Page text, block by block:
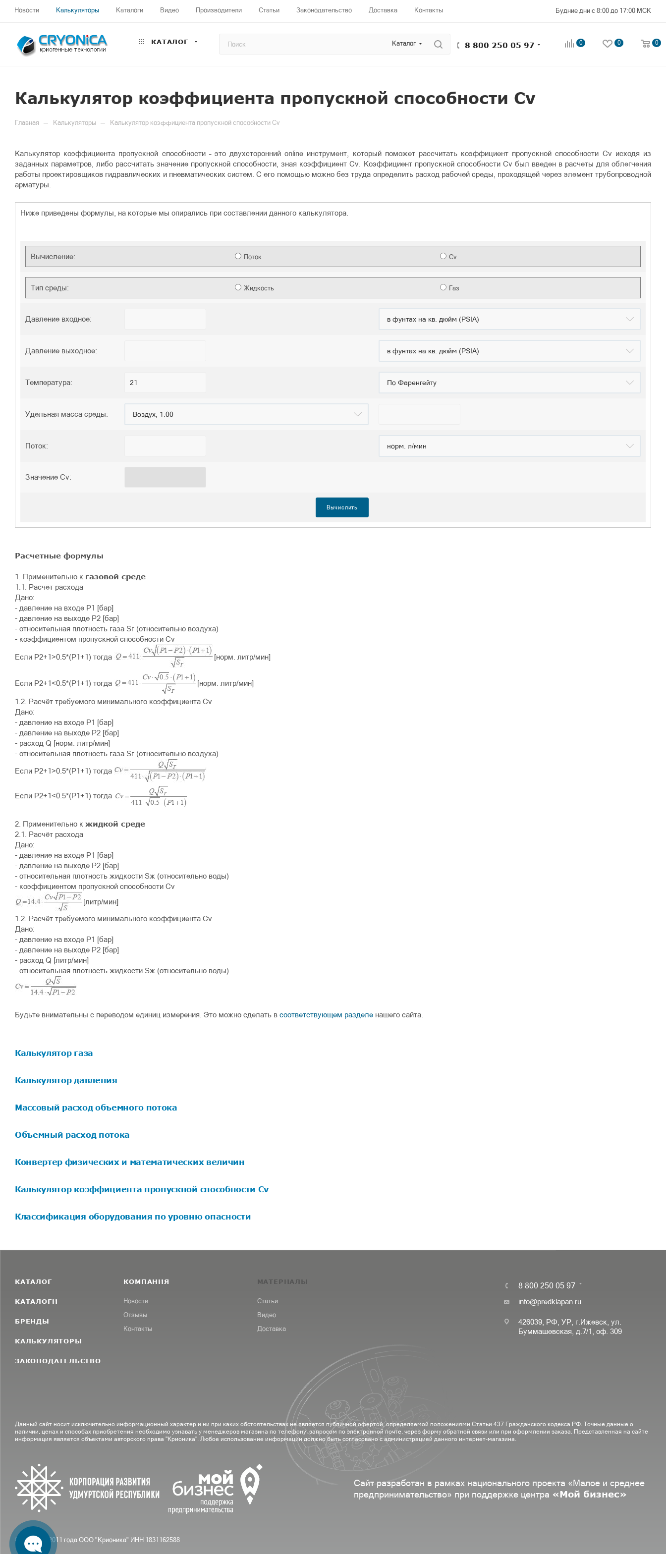
Новости Калькуляторы Каталоги Видео Производители Статьи Законодательство Доставка Контакты Будние дни с 8:00 до 17:00 МСК
КАТАЛОГ Каталог 8 800 250 05 97 0 0 0
Калькулятор коэффициента пропускной способности Cv
Главная — Калькуляторы — Калькулятор коэффициента пропускной способности Cv
Калькулятор коэффициента пропускной способности – это двухсторонний online инструмент, который поможет рассчитать коэффициент пропускной способности Cv исходя из
заданных параметров, либо рассчитать значение пропускной способности, зная коэффициент Cv. Коэффициент пропускной способности Cv был введен в расчеты для облегчения
работы проектировщиков гидравлических и пневматических систем. С его помощью можно без труда определить расход рабочей среды, проходящей через элемент трубопроводной
арматуры.
Ниже приведены формулы, на которые мы опирались при составлении данного калькулятора.
Вычисление: Поток Cv
Тип среды: Жидкость Газ
Давление входное:
Давление выходное:
Температура:
Удельная масса среды:
Поток:
Значение Cv:
Расчетные формулы
1. Применительно к газовой среде
1.1. Расчёт расхода
Дано:
- давление на входе P1 [бар]
- давление на выходе P2 [бар]
- относительная плотность газа Sг (относительно воздуха)
- коэффициентом пропускной способности Cv
Если P2+1>0.5*(P1+1) тогда [норм. литр/мин]
Если P2+1<0.5*(P1+1) тогда [норм. литр/мин]
1.2. Расчёт требуемого минимального коэффициента Cv
Дано:
- давление на входе P1 [бар]
- давление на выходе P2 [бар]
- расход Q [норм. литр/мин]
- относительная плотность газа Sг (относительно воздуха)
Если P2+1>0.5*(P1+1) тогда
Если P2+1<0.5*(P1+1) тогда
2. Применительно к жидкой среде
2.1. Расчёт расхода
Дано:
- давление на входе P1 [бар]
- давление на выходе P2 [бар]
- относительная плотность жидкости Sж (относительно воды)
- коэффициентом пропускной способности Cv
[литр/мин]
1.2. Расчёт требуемого минимального коэффициента Cv
Дано:
- давление на входе P1 [бар]
- давление на выходе P2 [бар]
- расход Q [литр/мин]
- относительная плотность жидкости Sж (относительно воды)
Будьте внимательны с переводом единиц измерения. Это можно сделать в соответствующем разделе нашего сайта.
Калькулятор газа
Калькулятор давления
Массовый расход объемного потока
Объемный расход потока
Конвертер физических и математических величин
Калькулятор коэффициента пропускной способности Cv
Классификация оборудования по уровню опасности
КАТАЛОГ
КАТАЛОГИ
БРЕНДЫ
КАЛЬКУЛЯТОРЫ
ЗАКОНОДАТЕЛЬСТВО
КОМПАНИЯ
Новости
Отзывы
Контакты
МАТЕРИАЛЫ
Статьи
Видео
Доставка
8 800 250 05 97
info@predklapan.ru
426039, РФ, УР, г.Ижевск, ул.
Буммашевская, д.7/1, оф. 309
Данный сайт носит исключительно информационный характер и ни при каких обстоятельствах не является публичной офертой, определяемой положениями Статьи 437 Гражданского кодекса РФ. Точные данные о
наличии, ценах и способах приобретения необходимо узнавать у менеджеров магазина по телефону, запросом по электронной почте, через форму обратной связи или при оформлении заказа. Представленная на сайте
информация является объектами авторского права "Крионика". Любое использование информации должно быть согласовано с администрацией данного интернет-магазина.
Сайт разработан в рамках национального проекта «Малое и среднее
предпринимательство» при поддержке центра «Мой бизнес»
© С вами с 2011 года ООО "Крионика" ИНН 1831162588